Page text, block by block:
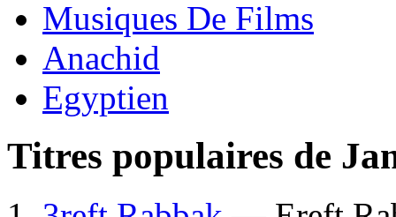
Musiques De Films
Anachid
Egyptien
Titres populaires de